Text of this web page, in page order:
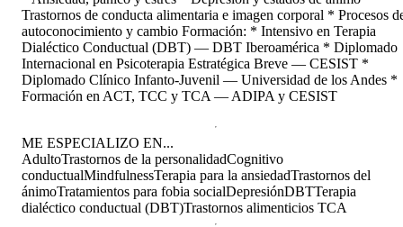
Trastornos de conducta alimentaria e imagen corporal * Procesos
autoconocimiento y cambio Formación: * Intensivo en Terapia
Dialéctico Conductual (DBT) — DBT Iberoamérica * Diplomado
Internacional en Psicoterapia Estratégica Breve — CESIST *
Diplomado Clínico Infanto-Juvenil — Universidad de los Andes *
Formación en ACT, TCC y TCA — ADIPA y CESIST
ME ESPECIALIZO EN...
AdultoTrastornos de la personalidadCognitivo
conductualMindfulnessTerapia para la ansiedadTrastornos del
ánimoTratamientos para fobia socialDepresiónDBTTerapia
dialéctico conductual (DBT)Trastornos alimenticios TCA